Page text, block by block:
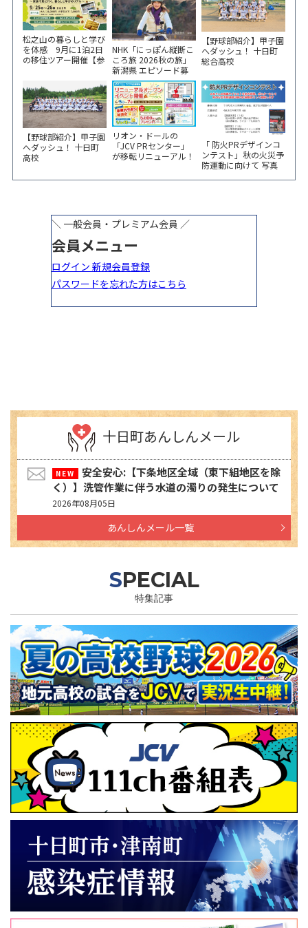
松之山の暮らしと学び
を体感 9月に1泊2日
の移住ツアー開催【参
NHK「にっぽん縦断こ
ころ旅 2026秋の旅」
新潟県 エピソード募
集中！
【野球部紹介】甲子園
へダッシュ！ 十日町
総合高校
【野球部紹介】甲子園
へダッシュ！ 十日町
高校
リオン・ドールの
「JCV PRセンター」
が移転リニューアル！
「 防火PRデザインコ
ンテスト」秋の火災予
防運動に向けて 写真
十日町あんしんメール
安全安心:【下条地区全域（東下組地区を除
く）】洗管作業に伴う水道の濁りの発生について
2026年08月05日
あんしんメール一覧
SPECIAL
特集記事